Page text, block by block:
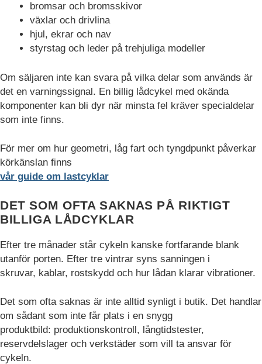
bromsar och bromsskivor
växlar och drivlina
hjul, ekrar och nav
styrstag och leder på trehjuliga modeller
Om säljaren inte kan svara på vilka delar som används är
det en varningssignal. En billig lådcykel med okända
komponenter kan bli dyr när minsta fel kräver specialdelar
som inte finns.
För mer om hur geometri, låg fart och tyngdpunkt påverkar
körkänslan finns
vår guide om lastcyklar
DET SOM OFTA SAKNAS PÅ RIKTIGT
BILLIGA LÅDCYKLAR
Efter tre månader står cykeln kanske fortfarande blank
utanför porten. Efter tre vintrar syns sanningen i
skruvar, kablar, rostskydd och hur lådan klarar vibrationer.
Det som ofta saknas är inte alltid synligt i butik. Det handlar
om sådant som inte får plats i en snygg
produktbild: produktionskontroll, långtidstester,
reservdelslager och verkstäder som vill ta ansvar för
cykeln.